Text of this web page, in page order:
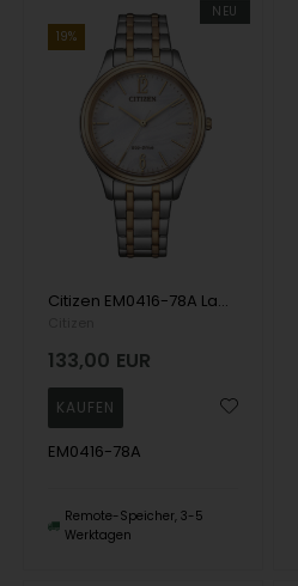
NEU
19%
Citizen EM0416-78A Ladies Watch Eco-Drive Elegance 34mm 5ATM Wristwatch
133,00 EUR
EM0416-78A
Remote-Speicher, 3-5
Werktagen